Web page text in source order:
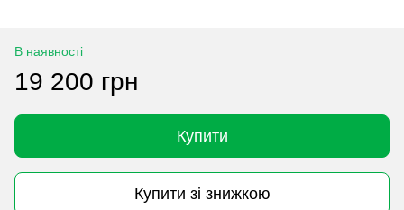
В наявності
19 200 грн
Купити
Купити зі знижкою